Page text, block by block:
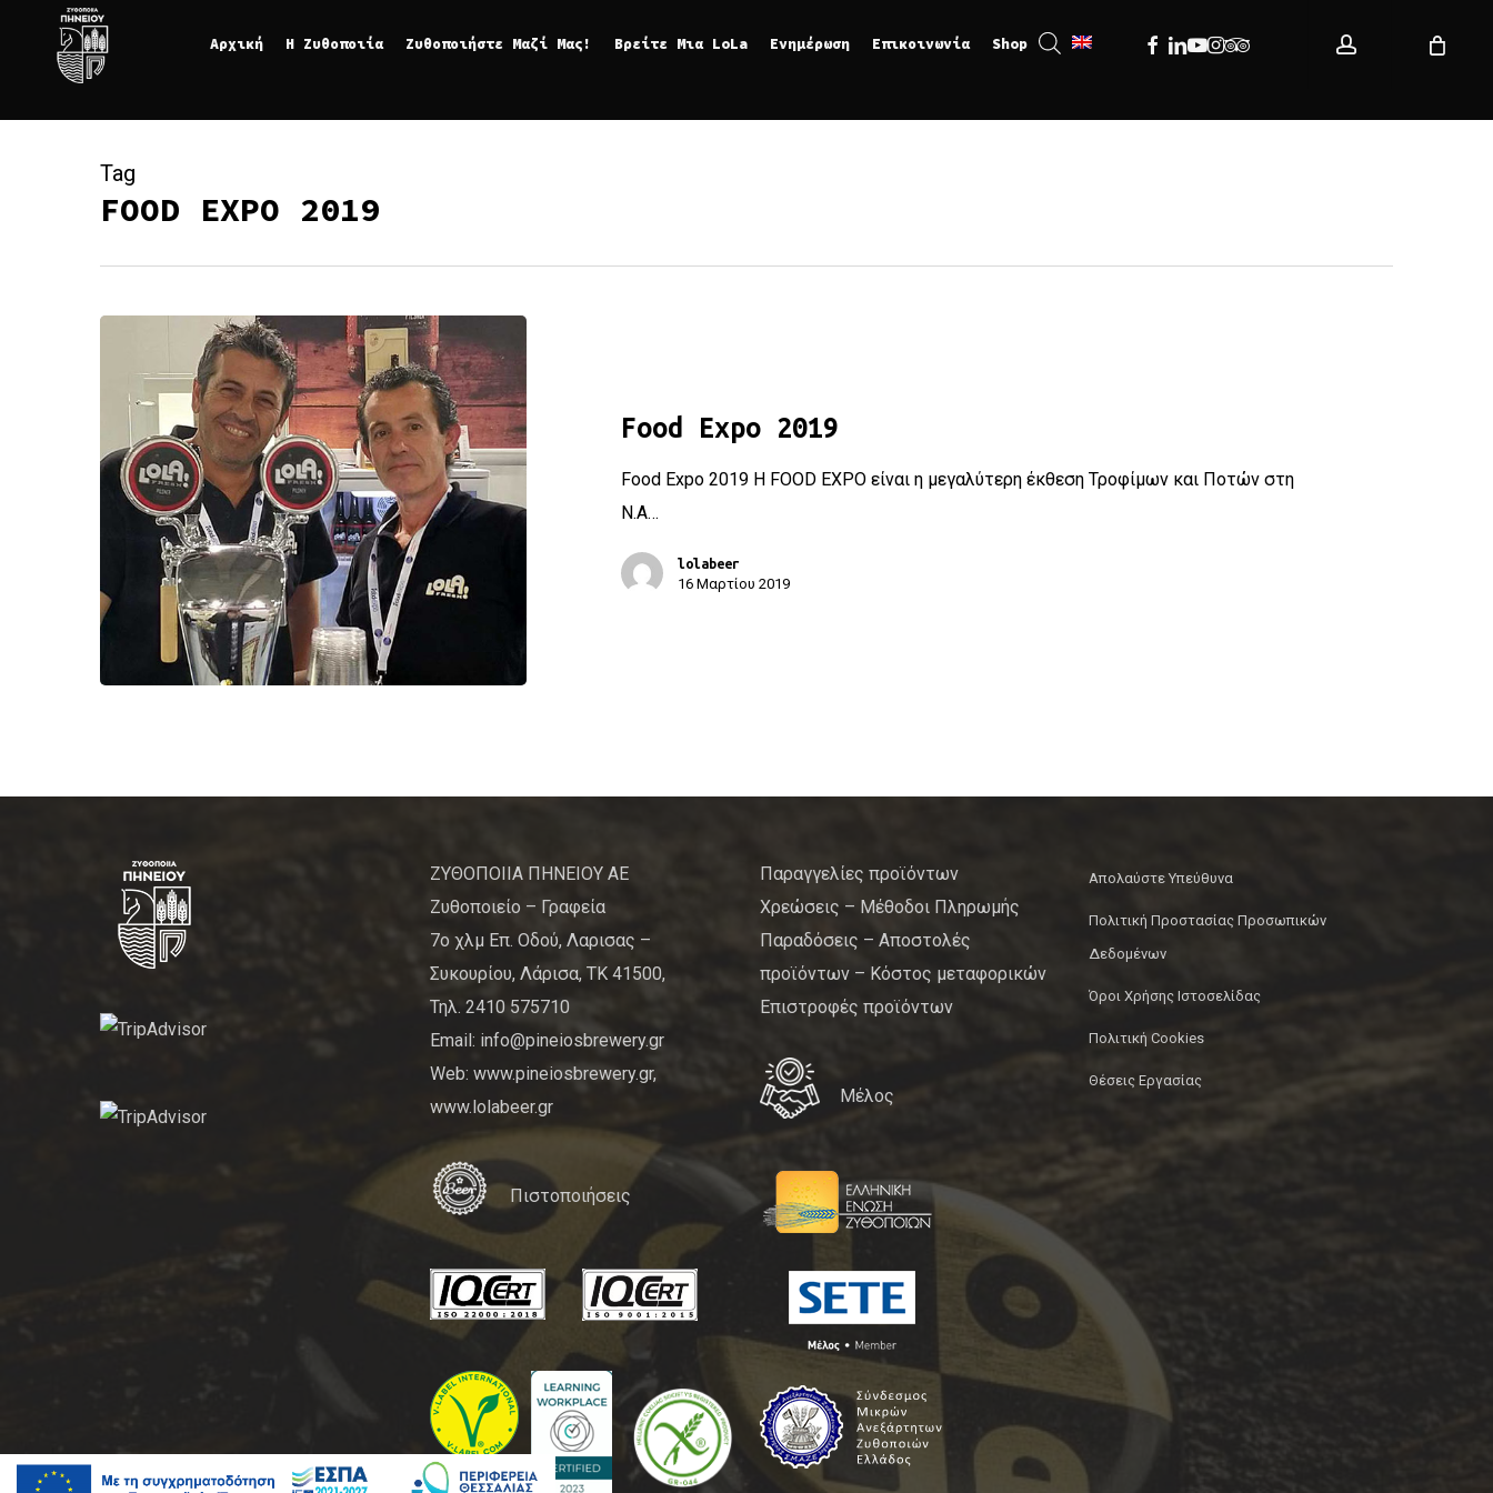
content
Αρχική Η Ζυθοποιία Ζυθοποιήστε Μαζί Μας! Βρείτε Μια LoLa Ενημέρωση Επικοινωνία Shop Facebook
Linkedin
Youtube
Instagram
Tripadvisor
Tag
FOOD EXPO 2019
Food Expo 2019
Food Expo 2019 Η FOOD EXPO είναι η μεγαλύτερη έκθεση Τροφίμων και Ποτών στη
Ν.Α…
lolabeer
16 Μαρτίου 2019
ΖΥΘΟΠΟΙΙΑ ΠΗΝΕΙΟΥ ΑΕ
Ζυθοποιείο – Γραφεία
7ο χλμ Επ. Οδού, Λαρισας –
Συκουρίου, Λάρισα, ΤΚ 41500,
Τηλ. 2410 575710
Email: info@pineiosbrewery.gr
Web: www.pineiosbrewery.gr,
www.lolabeer.gr
Πιστοποιήσεις
Παραγγελίες προϊόντων
Χρεώσεις – Μέθοδοι Πληρωμής
Παραδόσεις – Αποστολές
προϊόντων – Κόστος μεταφορικών
Επιστροφές προϊόντων
Μέλος
Απολαύστε Υπεύθυνα
Πολιτική Προστασίας Προσωπικών
Δεδομένων
Όροι Χρήσης Ιστοσελίδας
Πολιτική Cookies
Θέσεις Εργασίας